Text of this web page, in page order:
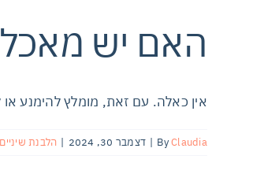
האם יש
אין כאלה. עם זאת, מומלץ להימנע
ByClaudia
| דצמבר 30, 2024 | הלבנת שיניים